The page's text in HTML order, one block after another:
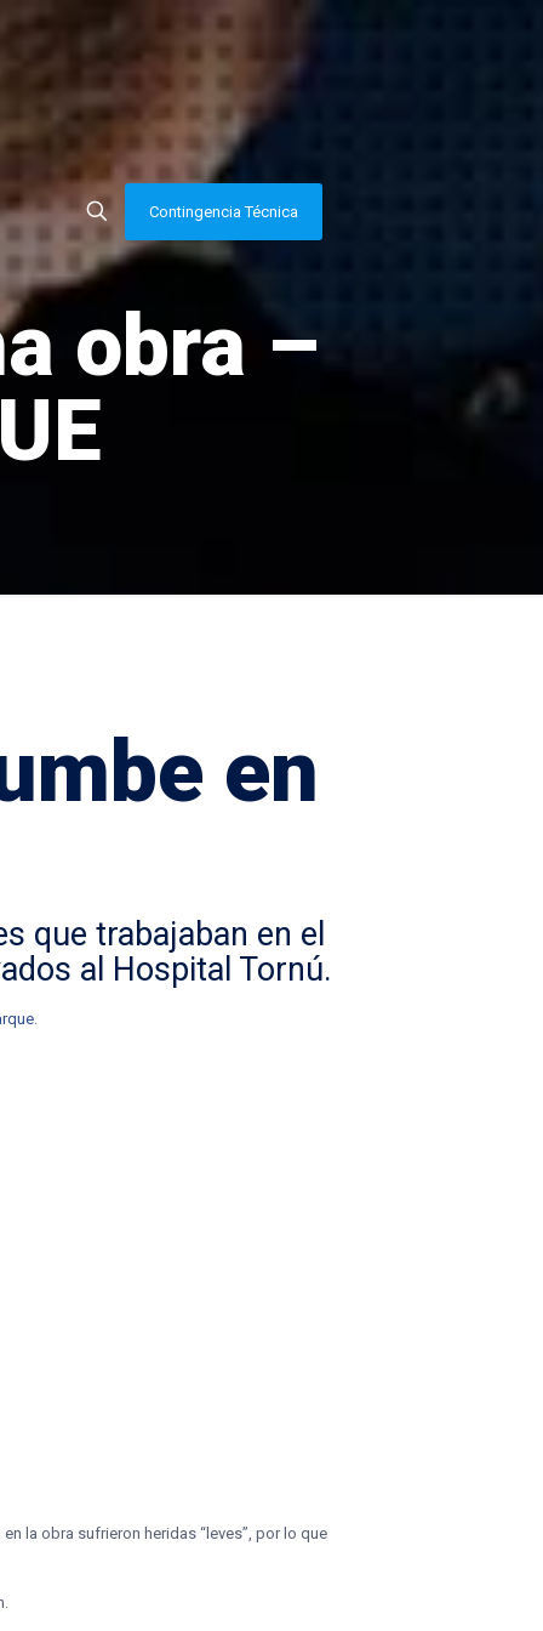
Contingencia Técnica
obra –
en
que trabajaban en el
al Hospital Tornú.
.
la obra sufrieron heridas “leves”, por lo que